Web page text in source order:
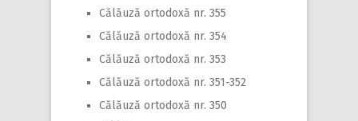
Călăuză ortodoxă nr. 355
Călăuză ortodoxă nr. 354
Călăuză ortodoxă nr. 353
Călăuză ortodoxă nr. 351-352
Călăuză ortodoxă nr. 350